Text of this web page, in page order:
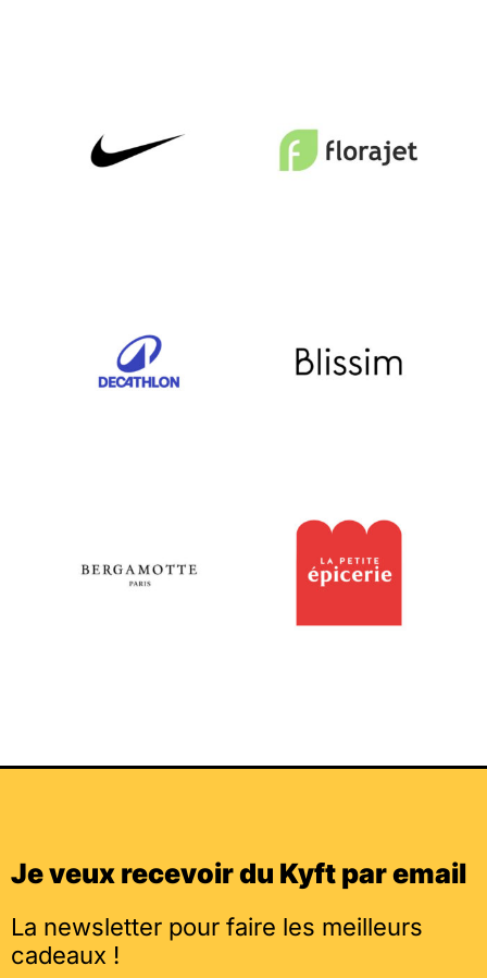
Je veux recevoir du Kyft par email
La newsletter pour faire les meilleurs
cadeaux !